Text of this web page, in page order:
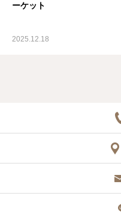
ーケット
2025.12.18